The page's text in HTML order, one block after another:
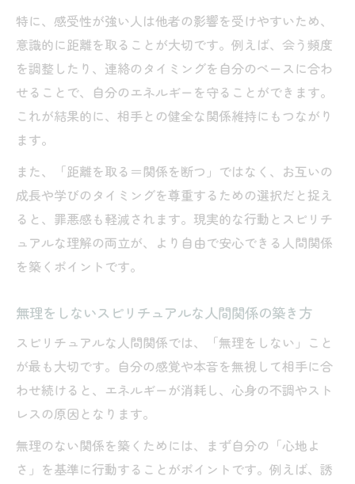
特に、感受性が強い人は他者の影響を受けやすいため、
意識的に距離を取ることが大切です。例えば、会う頻度
を調整したり、連絡のタイミングを自分のペースに合わ
せることで、自分のエネルギーを守ることができます。
これが結果的に、相手との健全な関係維持にもつながり
ます。
また、「距離を取る＝関係を断つ」ではなく、お互いの
成長や学びのタイミングを尊重するための選択だと捉え
ると、罪悪感も軽減されます。現実的な行動とスピリチ
ュアルな理解の両立が、より自由で安心できる人間関係
を築くポイントです。
無理をしないスピリチュアルな人間関係の築き方
スピリチュアルな人間関係では、「無理をしない」こと
が最も大切です。自分の感覚や本音を無視して相手に合
わせ続けると、エネルギーが消耗し、心身の不調やスト
レスの原因となります。
無理のない関係を築くためには、まず自分の「心地よ
さ」を基準に行動することがポイントです。例えば、誘